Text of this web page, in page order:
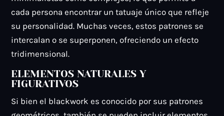
cada persona encontrar un tatuaje único que refleje
su personalidad. Muchas veces, estos patrones se
intercalan o se superponen, ofreciendo un efecto
tridimensional.
ELEMENTOS NATURALES Y
FIGURATIVOS
Si bien el blackwork es conocido por sus patrones